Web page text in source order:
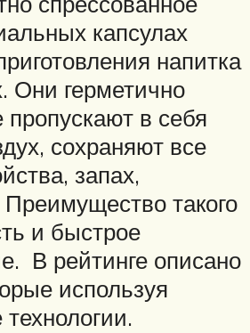
капсулах
напитка
Они герметично
пропускают в себя
сохраняют все
запах,
такого
и быстрое
В рейтинге описано
используя